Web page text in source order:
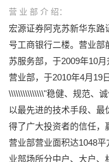
营 业 部 介 绍：
宏源证券阿克苏新华东路
号工商银行二楼。营业
苏服务部，于2009年10
营业部，于2010年4月19
\\\\\\\\\\\\\\\"稳健、规范、
以最先进的技术手段、最
得了广大投资者的信任，
营业部营业面积达1048
业部场所分中户、大户、